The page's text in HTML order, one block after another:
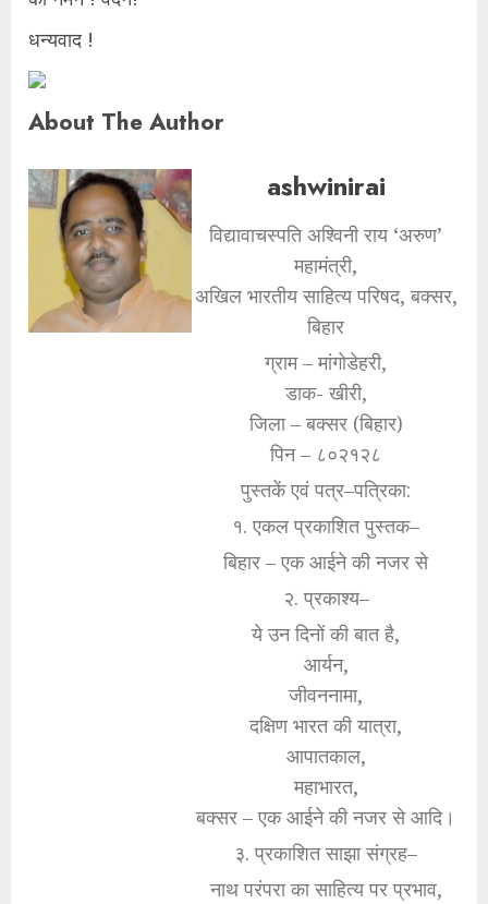
धन्यवाद !
About The Author
ashwinirai
विद्यावाचस्पति अश्विनी राय ‘अरुण’
महामंत्री,
अखिल भारतीय साहित्य परिषद, बक्सर,
बिहार
ग्राम – मांगोडेहरी,
डाक- खीरी,
जिला – बक्सर (बिहार)
पिन – ८०२१२८
पुस्तकें एवं पत्र–पत्रिका:
१. एकल प्रकाशित पुस्तक–
बिहार – एक आईने की नजर से
२. प्रकाश्य–
ये उन दिनों की बात है,
आर्यन,
जीवननामा,
दक्षिण भारत की यात्रा,
आपातकाल,
महाभारत,
बक्सर – एक आईने की नजर से आदि।
३. प्रकाशित साझा संग्रह–
नाथ परंपरा का साहित्य पर प्रभाव,